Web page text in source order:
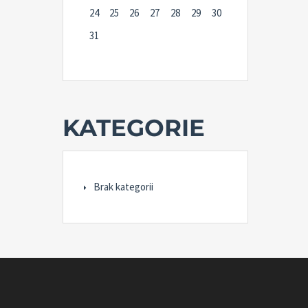
24
25 26 27 28 29
30
31
KATEGORIE
Brak kategorii